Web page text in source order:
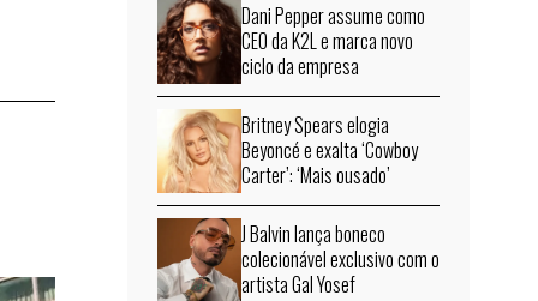
Dani Pepper assume como
CEO da K2L e marca novo
ciclo da empresa
Britney Spears elogia
Beyoncé e exalta ‘Cowboy
Carter’: ‘Mais ousado’
J Balvin lança boneco
colecionável exclusivo com o
artista Gal Yosef